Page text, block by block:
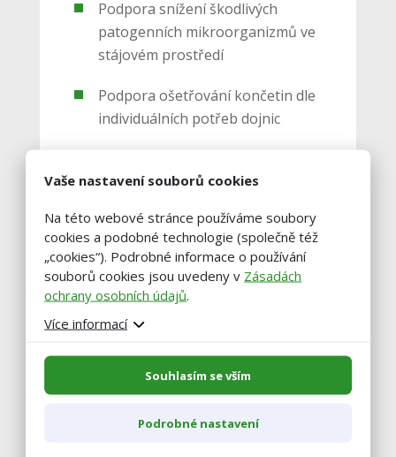
Podpora snížení škodlivých
patogenních mikroorganizmů ve
stájovém prostředí
Podpora ošetřování končetin dle
individuálních potřeb dojnic
tepelného stresu dojnic v letním
Dotační program 19. A. Podpora
na účast producentů a
zpracovatelů zemědělských
dle Zásad, kterými se stanovují
podmínky pro poskytování dotací
Vaše nastavení souborů cookies
Na této webové stránce používáme soubory
cookies a podobné technologie (společně též
„cookies“). Podrobné informace o používání
souborů cookies jsou uvedeny v Zásadách
ochrany osobních údajů.
Více informací
Souhlasím se vším
Podrobné nastavení